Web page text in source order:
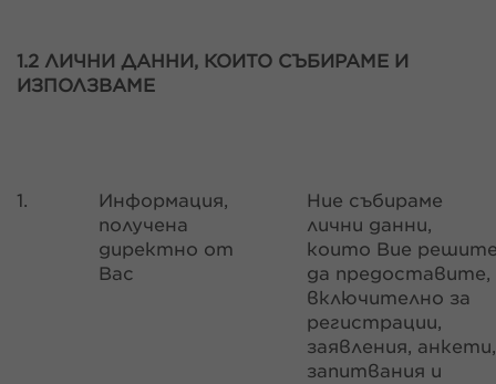
1.2 ЛИЧНИ ДАННИ, КОИТО СЪБИРАМЕ И
ИЗПОЛЗВАМЕ
1.
Информация,
получена
директно от
Вас
Ние събираме
лични данни,
които Вие
да предоставите,
включително за
регистрации,
заявления, анкети,
запитвания и